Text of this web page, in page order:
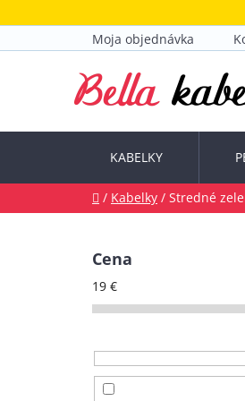
na
Moja objednávka
KABELKY
Domov
/ Kabelky / Stredné
B
Cena
19 €